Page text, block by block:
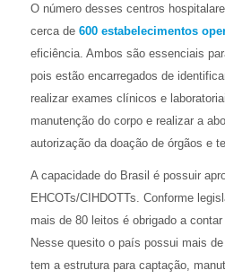
O número desses centros
cerca de 600 estabelecimentos
eficiência. Ambos são essenciais
pois estão encarregados de
realizar exames clínicos e
manutenção do corpo e realizar a
autorização da doação de órgãos e
A capacidade do Brasil é possuir
EHCOTs/CIHDOTTs. Conforme
mais de 80 leitos é obrigado a
Nesse quesito o país possui mais
tem a estrutura para captação,